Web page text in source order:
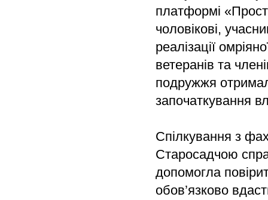
платформі
чоловікові,
реалізації
ветеранів та
подружжя
започаткування
Спілкування з
Старосадчою
допомогла
обов’язково